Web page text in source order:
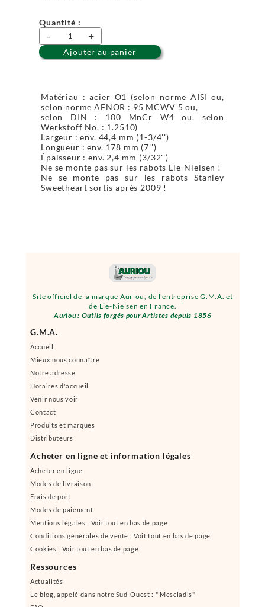
Site officiel de la marque Auriou, de l'entreprise G.M.A. et
de Lie-Nielsen en France.
Auriou : Outils forgés pour Artistes depuis 1856
G.M.A.
Accueil
Mieux nous connaître
Notre adresse
Horaires d'accueil
Venir nous voir
Contact
Produits et marques
Distributeurs
Acheter en ligne et information légales
Acheter en ligne
Modes de livraison
Frais de port
Modes de paiement
Mentions légales : Voir tout en bas de page
Conditions générales de vente : Voit tout en bas de page
Cookies : Voir tout en bas de page
Ressources
Actualités
Le blog, appelé dans notre Sud-Ouest : " Mescladis"
Quantité :
- +
Ajouter au panier
Matériau : acier O1 (selon norme AISI ou,
selon norme AFNOR : 95 MCWV 5 ou,
selon DIN : 100 MnCr W4 ou, selon
Werkstoff No. : 1.2510)
Largeur : env. 44,4 mm (1-3/4'')
Longueur : env. 178 mm (7'')
Épaisseur : env. 2,4 mm (3/32'')
Ne se monte pas sur les rabots Lie-Nielsen !
Ne se monte pas sur les rabots Stanley
Sweetheart sortis après 2009 !